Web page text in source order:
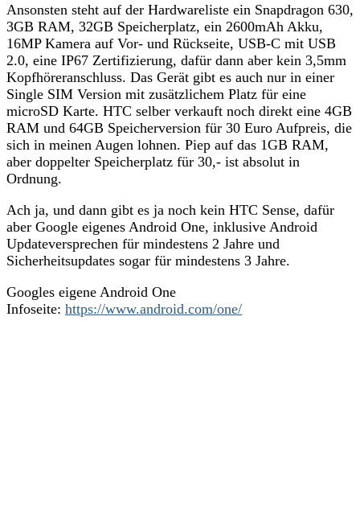
Ansonsten steht auf der Hardwareliste ein Snapdragon 630,
3GB RAM, 32GB Speicherplatz, ein 2600mAh Akku,
16MP Kamera auf Vor- und Rückseite, USB-C mit USB
2.0, eine IP67 Zertifizierung, dafür dann aber kein 3,5mm
Kopfhöreranschluss. Das Gerät gibt es auch nur in einer
Single SIM Version mit zusätzlichem Platz für eine
microSD Karte. HTC selber verkauft noch direkt eine 4GB
RAM und 64GB Speicherversion für 30 Euro Aufpreis, die
sich in meinen Augen lohnen. Piep auf das 1GB RAM,
aber doppelter Speicherplatz für 30,- ist absolut in
Ordnung.
Ach ja, und dann gibt es ja noch kein HTC Sense, dafür
aber Google eigenes Android One, inklusive Android
Updateversprechen für mindestens 2 Jahre und
Sicherheitsupdates sogar für mindestens 3 Jahre.
Googles eigene Android One
Infoseite: https://www.android.com/one/